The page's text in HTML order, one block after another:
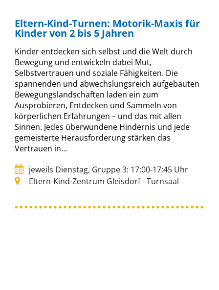
Eltern-Kind-Turnen: Motorik-Maxis für
Kinder von 2 bis 5 Jahren
Kinder entdecken sich selbst und die Welt durch
Bewegung und entwickeln dabei Mut,
Selbstvertrauen und soziale Fähigkeiten. Die
spannenden und abwechslungsreich aufgebauten
Bewegungslandschaften laden ein zum
Ausprobieren, Entdecken und Sammeln von
körperlichen Erfahrungen – und das mit allen
Sinnen. Jedes überwundene Hindernis und jede
gemeisterte Herausforderung stärken das
Vertrauen in…
jeweils Dienstag, Gruppe 3: 17:00-17:45 Uhr
Eltern-Kind-Zentrum Gleisdorf - Turnsaal